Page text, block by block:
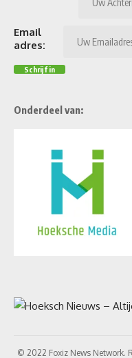
Email
adres:
Onderdeel van:
© 2022 Foxiz News Network.